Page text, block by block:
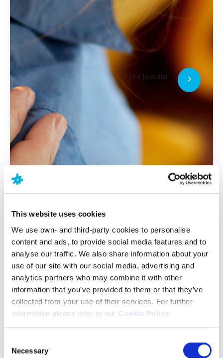
This website uses cookies
We use own- and third-party cookies to personalise
content and ads, to provide social media features and to
analyse our traffic. We also share information about your
use of our site with our social media, advertising and
analytics partners who may combine it with other
information that you’ve provided to them or that they’ve
collected from your use of their services. For further
information please refer to our Cookie Policy
Selection
Necessary
Expliquer l’épilepsie aux autres :
comment expliquer l’épilepsie
Lire la suite